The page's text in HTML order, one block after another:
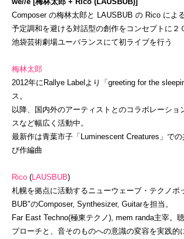
Composer の梅林太郎と LAUSBUB の Rico によ
予定調和を避ける対話型の創作をコンセプトに２
池袋芸術劇場ユーバランスにて初ライブを行う
梅林太郎
2012年にRallye Labelより「greeting for the
ス。
以降、国内外のアーティストとのコラボレーショ
スなど幅広く活動中。
最新作は青葉市子「Luminescent Creatures」で
び作編曲
Rico (LAUSBUB)
札幌を拠点に活動するニューウェーブ・テクノポ
BUB"のComposer, Synthesizer, Guitarを担当。
Far East Techno(極東テクノ), mem randa主宰。
プローチと、音そのものへの意識の変容を実践的